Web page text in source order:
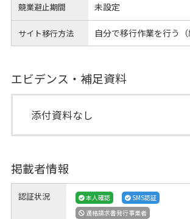
競業避止期間 未設定
サイト移行方法 自分で移行作業を行う（
エビデンス・補足資料
添付資料なし
掲載者情報
認証状況 本人確認
SMS認証
適格請求書発行事業者